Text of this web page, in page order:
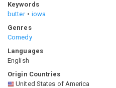
Keywords
butter
iowa
Genres
Comedy
Languages
English
Origin Countries
United States of America